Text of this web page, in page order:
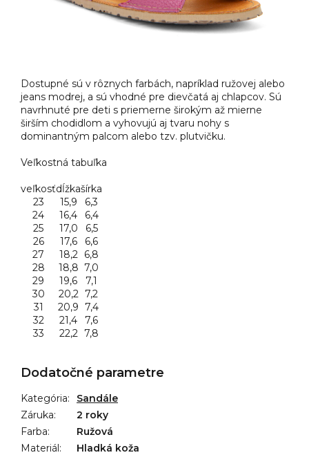
Dostupné sú v rôznych farbách, napríklad ružovej alebo
jeans modrej, a sú vhodné pre dievčatá aj chlapcov. Sú
navrhnuté pre deti s priemerne širokým až mierne
širším chodidlom a vyhovujú aj tvaru nohy s
dominantným palcom alebo tzv. plutvičku.
Veľkostná tabuľka
veľkosťdĺžkašírka
23
15,9
6,3
24
16,4
6,4
25
17,0
6,5
26
17,6
6,6
27
18,2 6,8
28
18,8 7,0
29
19,6
7,1
30
20,2 7,2
31
20,9
7,4
32
21,4
7,6
33
22,2 7,8
Dodatočné parametre
Kategória:
Sandále
Záruka:
2 roky
Farba:
Ružová
Materiál:
Hladká koža